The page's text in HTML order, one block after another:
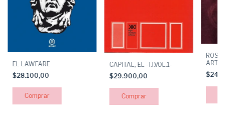
EL LAWFARE
$28.100,00
CAPITAL, EL -T.I.VOL.1-
$29.900,00
ROSA
ARTE